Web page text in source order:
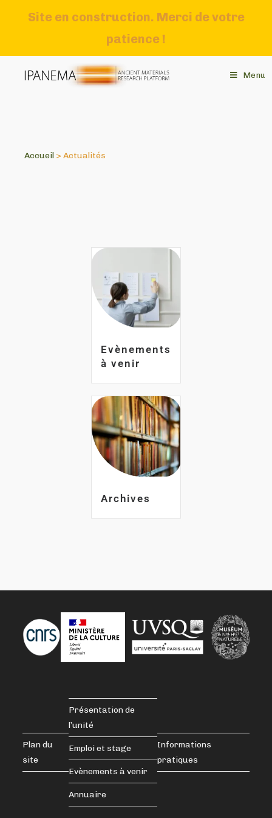
Site en construction. Merci de votre
patience !
Menu
Accueil > Actualités
Evènements
à venir
Archives
Plan du
site
Présentation de
l’unité
Emploi et stage
Evènements à venir
Annuaire
Informations
pratiques